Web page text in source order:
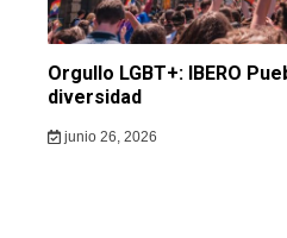
Orgullo LGBT+: IBERO
diversidad
junio 26, 2026